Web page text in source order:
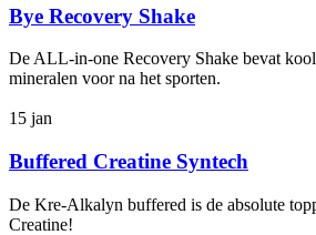
Bye Recovery Shake
De ALL-in-one Recovery Shake bevat
mineralen voor na het sporten.
15 jan
Buffered Creatine Syntech
De Kre-Alkalyn buffered is de absolute
Creatine!